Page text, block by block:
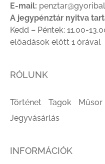
E-mail:
A jegypénztár nyitva
Kedd – Péntek: 11.00-
előadások előtt 1 órával
RÓLUNK
Történet Tagok Műsor
Jegyvásárlás
INFORMÁCIÓK